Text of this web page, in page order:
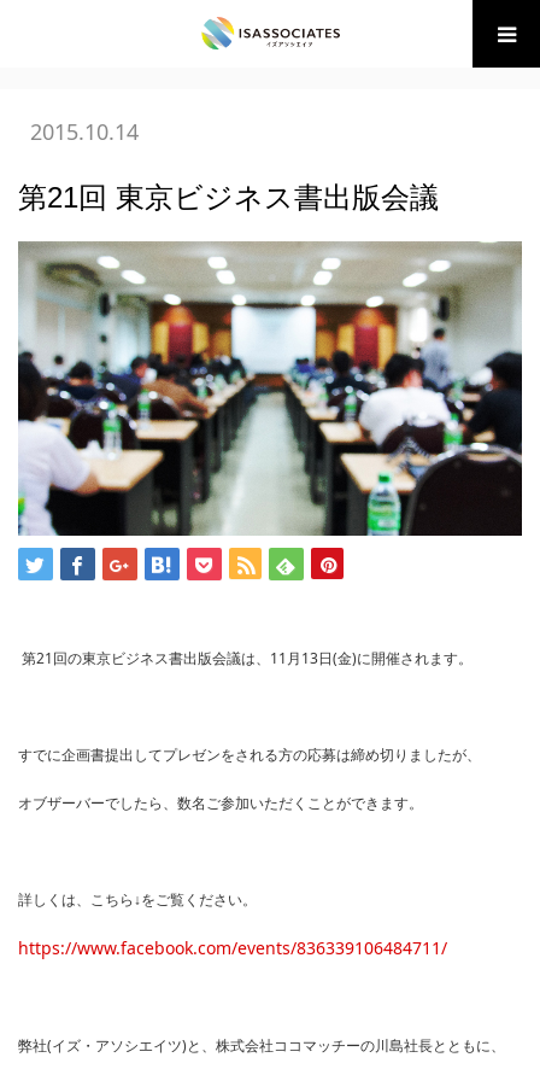
研修・セミナー講師登壇
第21回 東京ビジネ
2015.10.14
第21回 東京ビジネス書出版会議
第21回の東京ビジネス書出版会議は、11月13日(金)に開催されます。
すでに企画書提出してプレゼンをされる方の応募は締め切りましたが、
オブザーバーでしたら、数名ご参加いただくことができます。
詳しくは、こちら↓をご覧ください。
https://www.facebook.com/events/836339106484711/
弊社(イズ・アソシエイツ)と、株式会社ココマッチーの川島社長とともに、